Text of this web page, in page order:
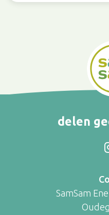
delen
SamSam